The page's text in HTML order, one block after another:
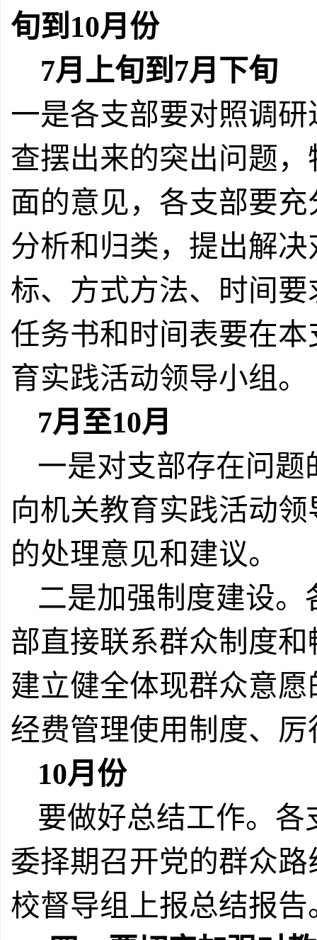
旬到 10月份
7月上旬到7月下旬
一是各支部要对照调
查摆出来的突出问题
面的意见，各支部要
分析和归类，提出解
标、方式方法、时间
任务书和时间表要在
育实践活动领导小组。
7月至10月
一是对支部存在问
向机关教育实践活动
的处理意见和建议。
二是加强制度建设
部直接联系群众制度
建立健全体现群众意
经费管理使用制度、
10月份
要做好总结工作。
委择期召开党的群众
校督导组上报总结报告